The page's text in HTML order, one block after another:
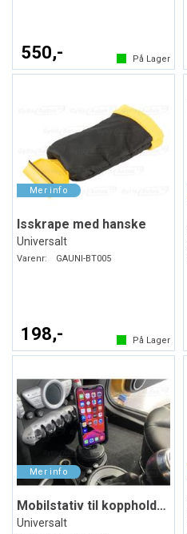
550,- På Lager
Isskrape med hanske
Universalt
Varenr: GAUNI-BT005
198,- På Lager
Mobilstativ til koppholderen
Universalt